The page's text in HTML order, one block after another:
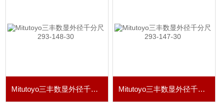
Mitutoyo三丰数显外径千分尺293-148-30 Mitutoyo三丰数显外径千分尺293-147-30